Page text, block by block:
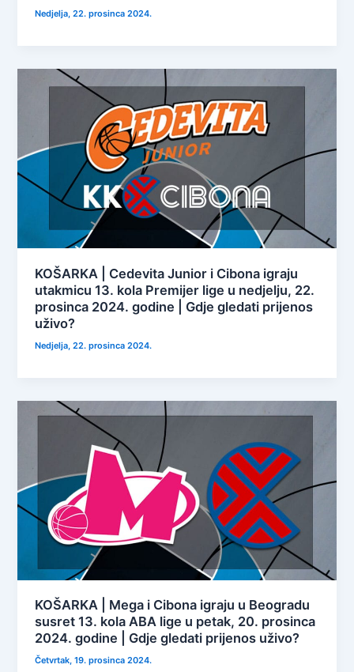
Nedjelja, 22. prosinca 2024.
KOŠARKA | Cedevita Junior i Cibona igraju
utakmicu 13. kola Premijer lige u nedjelju, 22.
prosinca 2024. godine | Gdje gledati prijenos
uživo?
Nedjelja, 22. prosinca 2024.
KOŠARKA | Mega i Cibona igraju u Beogradu
susret 13. kola ABA lige u petak, 20. prosinca
2024. godine | Gdje gledati prijenos uživo?
Četvrtak, 19. prosinca 2024.